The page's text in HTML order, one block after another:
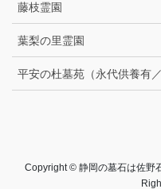
藤枝霊園
葉梨の里霊園
平安の杜墓苑（永代供養有
Copyright © 静岡の墓石は佐野